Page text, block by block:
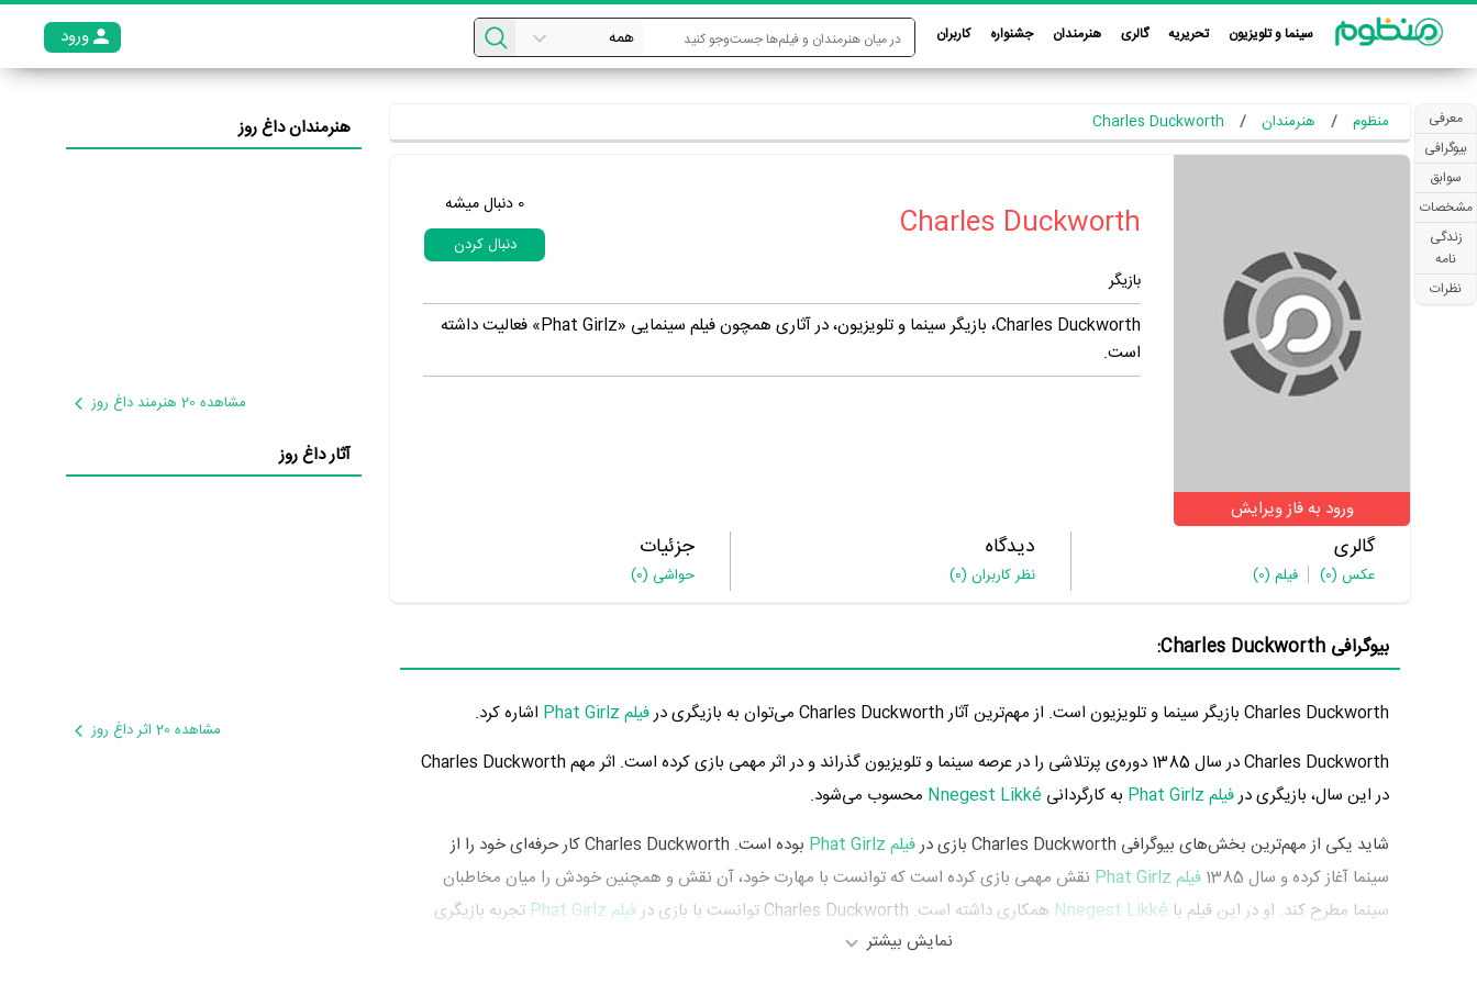
سینما و تلویزیون تحریریه گالری هنرمندان جشنواره کاربران ورود
معرفی
بیوگرافی
سوابق
مشخصات
زندگی
نامه
نظرات
منظوم هنرمندان Charles Duckworth
ورود به فاز ویرایش
0 دنبال میشه
دنبال کردن
بازیگر
Charles Duckworth، بازیگر سینما و تلویزیون، در آثاری همچون فیلم سینمایی «Phat Girlz» فعالیت داشته
است.
گالری
عکس (0) فیلم (0)
دیدگاه
نظر کاربران (0)
جزئیات
حواشی (0)
بیوگرافی Charles Duckworth:
Charles Duckworth بازیگر سینما و تلویزیون است. از مهم‌ترین آثار Charles Duckworth می‌توان به بازیگری در فیلم Phat Girlz
اشاره کرد.
Charles Duckworth در سال 1385 دوره‌ی پرتلاشی را در عرصه سینما و تلویزیون گذراند و در اثر مهمی بازی کرده است. اثر مهم Charles Duckworth
در این سال، بازیگری درفیلم Phat Girlz به کارگردانی Nnegest Likké محسوب می‌شود.
شاید یکی از مهم‌ترین بخش‌های بیوگرافی Charles Duckworth بازی در
فیلم Phat Girlz
بوده است. Charles Duckworth کار حرفه‌ای خود را از
سینما آغاز کرده و سال 1385
فیلم Phat Girlz
نقش مهمی بازی کرده است که توانست با مهارت خود، آن نقش و همچنین خودش را میان مخاطبان
سینما مطرح کند. او در این فیلم با Nnegest Likké همکاری داشته است. Charles Duckworth توانست با بازی در فیلم Phat Girlz
تجربه بازیگری
Jimmy Jean-Louis
نمایش بیشتر
هنرمندان داغ روز
مشاهده 20 هنرمند داغ روز
آثار داغ روز
مشاهده 20 اثر داغ روز